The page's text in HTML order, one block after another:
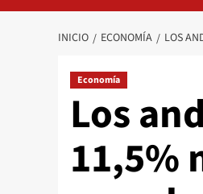
INICIO ECONOMÍA LOS
Economía
Los
11,5%